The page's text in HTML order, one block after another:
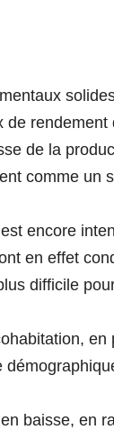
de
de la
comme un
encore
en effet
difficile
en
baisse, en